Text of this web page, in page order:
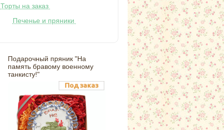
Торты на заказ
Печенье и пряники
Подарочный пряник "На
память бравому военному
танкисту!"